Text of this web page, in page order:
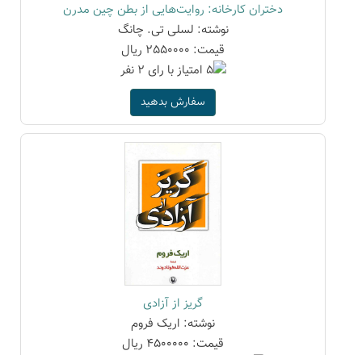
دختران کارخانه: روایت‌هایی از بطن چین مدرن
نوشته: لسلی تی. چانگ
قیمت: 2550000 ریال
سفارش بدهید
گریز از آزادی
نوشته: اریک فروم
قیمت: 4500000 ریال